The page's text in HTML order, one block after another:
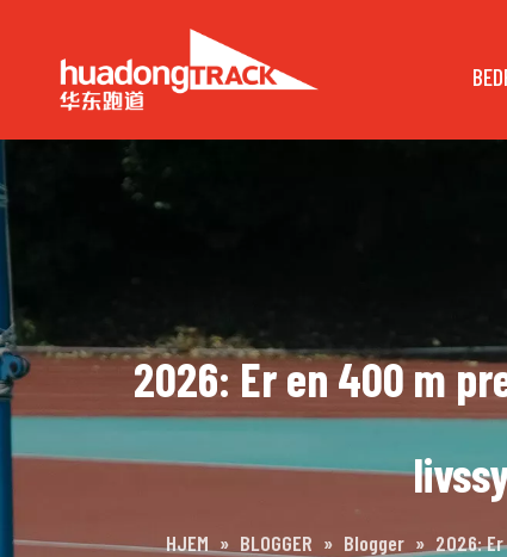
2026: Er en 400 m
HJEM » BLOGGER » Blogger » 2026: